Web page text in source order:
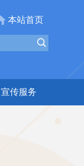
本站首页
宣传服务